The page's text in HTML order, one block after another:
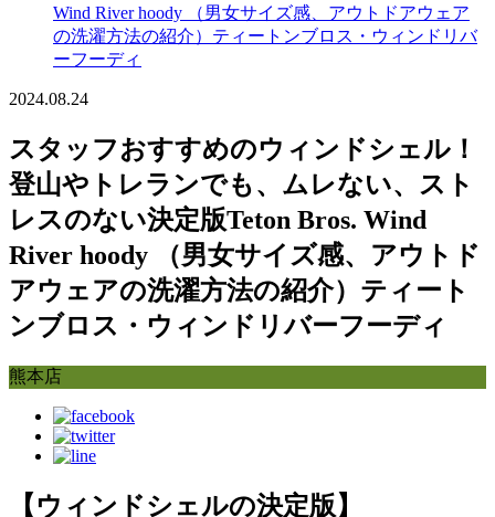
Wind River hoody （男女サイズ感、アウトドアウェア
の洗濯方法の紹介）ティートンブロス・ウィンドリバ
ーフーディ
2024.08.24
スタッフおすすめのウィンドシェル！
登山やトレランでも、ムレない、スト
レスのない決定版Teton Bros. Wind
River hoody （男女サイズ感、アウトド
アウェアの洗濯方法の紹介）ティート
ンブロス・ウィンドリバーフーディ
熊本店
【ウィンドシェルの決定版】